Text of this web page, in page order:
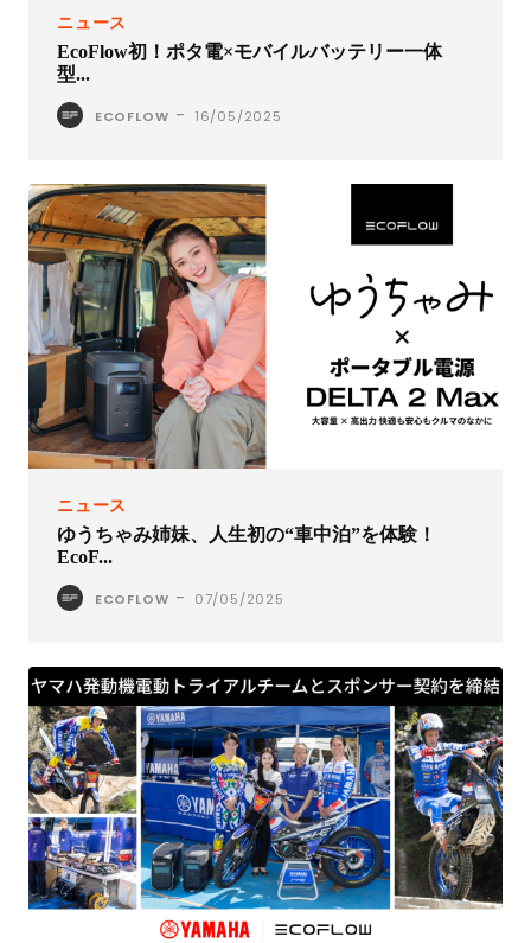
ニュース
EcoFlow初！ポタ電×モバイルバッテリー一体
型...
ECOFLOW - 16/05/2025
ニュース
ゆうちゃみ姉妹、人生初の“車中泊”を体験！
EcoF...
ECOFLOW - 07/05/2025